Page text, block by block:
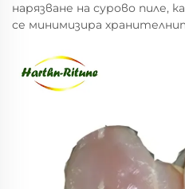
нарязване на сурово пиле,
се минимизира